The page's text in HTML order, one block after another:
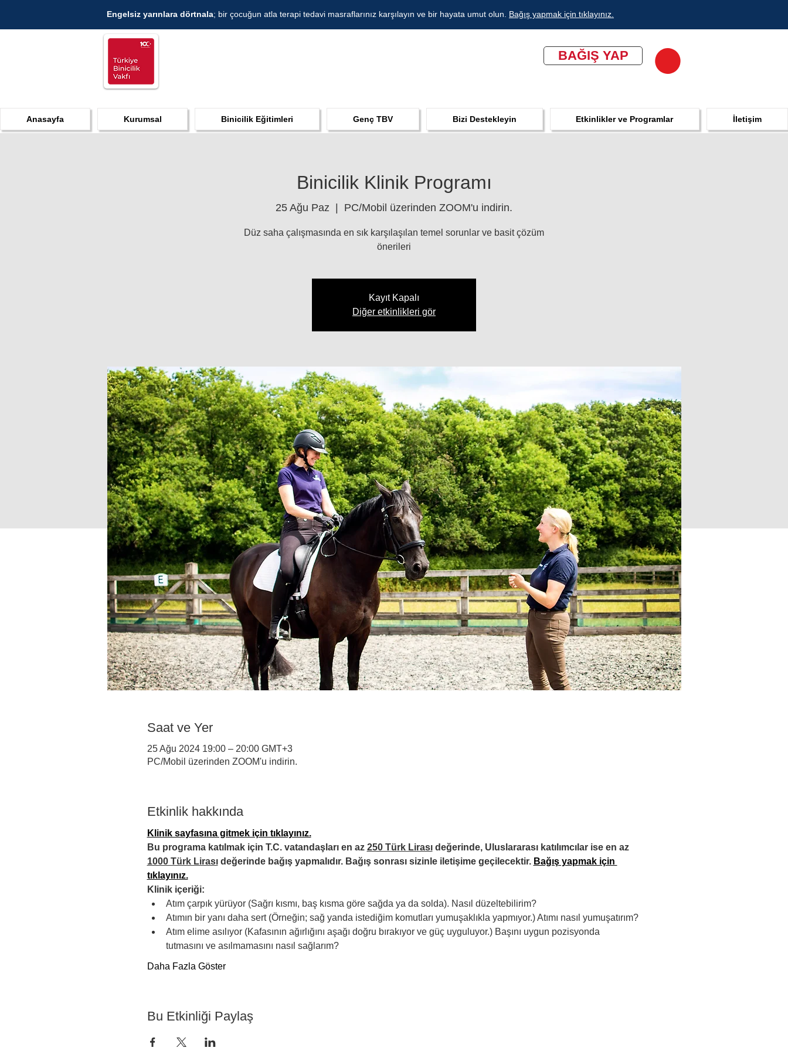
Engelsiz yarınlara dörtnala; bir çocuğun atla terapi tedavi masraflarınız karşılayın ve bir hayata umut olun. Bağış yapmak için tıklayınız.
BAĞIŞ YAP
Anasayfa Kurumsal Binicilik Eğitimleri Genç TBV Bizi Destekleyin Etkinlikler ve Programlar İletişim
Binicilik Klinik Programı
25 Ağu Paz PC/Mobil üzerinden ZOOM'u indirin.
Düz saha çalışmasında en sık karşılaşılan temel sorunlar ve basit çözüm
önerileri
Kayıt Kapalı
Diğer etkinlikleri gör
Saat ve Yer
25 Ağu 2024 19:00 – 20:00 GMT+3
PC/Mobil üzerinden ZOOM'u indirin.
Etkinlik hakkında
Klinik sayfasına gitmek için tıklayınız.
Bu programa katılmak için T.C. vatandaşları en az 250 Türk Lirası değerinde, Uluslararası katılımcılar ise en az
1000 Türk Lirası değerinde bağış yapmalıdır. Bağış sonrası sizinle iletişime geçilecektir. Bağış yapmak için
tıklayınız.
Klinik içeriği:
Atım çarpık yürüyor (Sağrı kısmı, baş kısma göre sağda ya da solda). Nasıl düzeltebilirim?
Atımın bir yanı daha sert (Örneğin; sağ yanda istediğim komutları yumuşaklıkla yapmıyor.) Atımı nasıl yumuşatırım?
Atım elime asılıyor (Kafasının ağırlığını aşağı doğru bırakıyor ve güç uyguluyor.) Başını uygun pozisyonda
tutmasını ve asılmamasını nasıl sağlarım?
Daha Fazla Göster
Bu Etkinliği Paylaş